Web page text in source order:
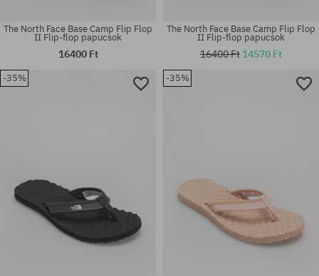
The North Face Base Camp Flip Flop
II Flip-flop papucsok
16400 Ft
The North Face Base Camp Flip Flop
II Flip-flop papucsok
16400 Ft 14570 Ft
-35% -35%